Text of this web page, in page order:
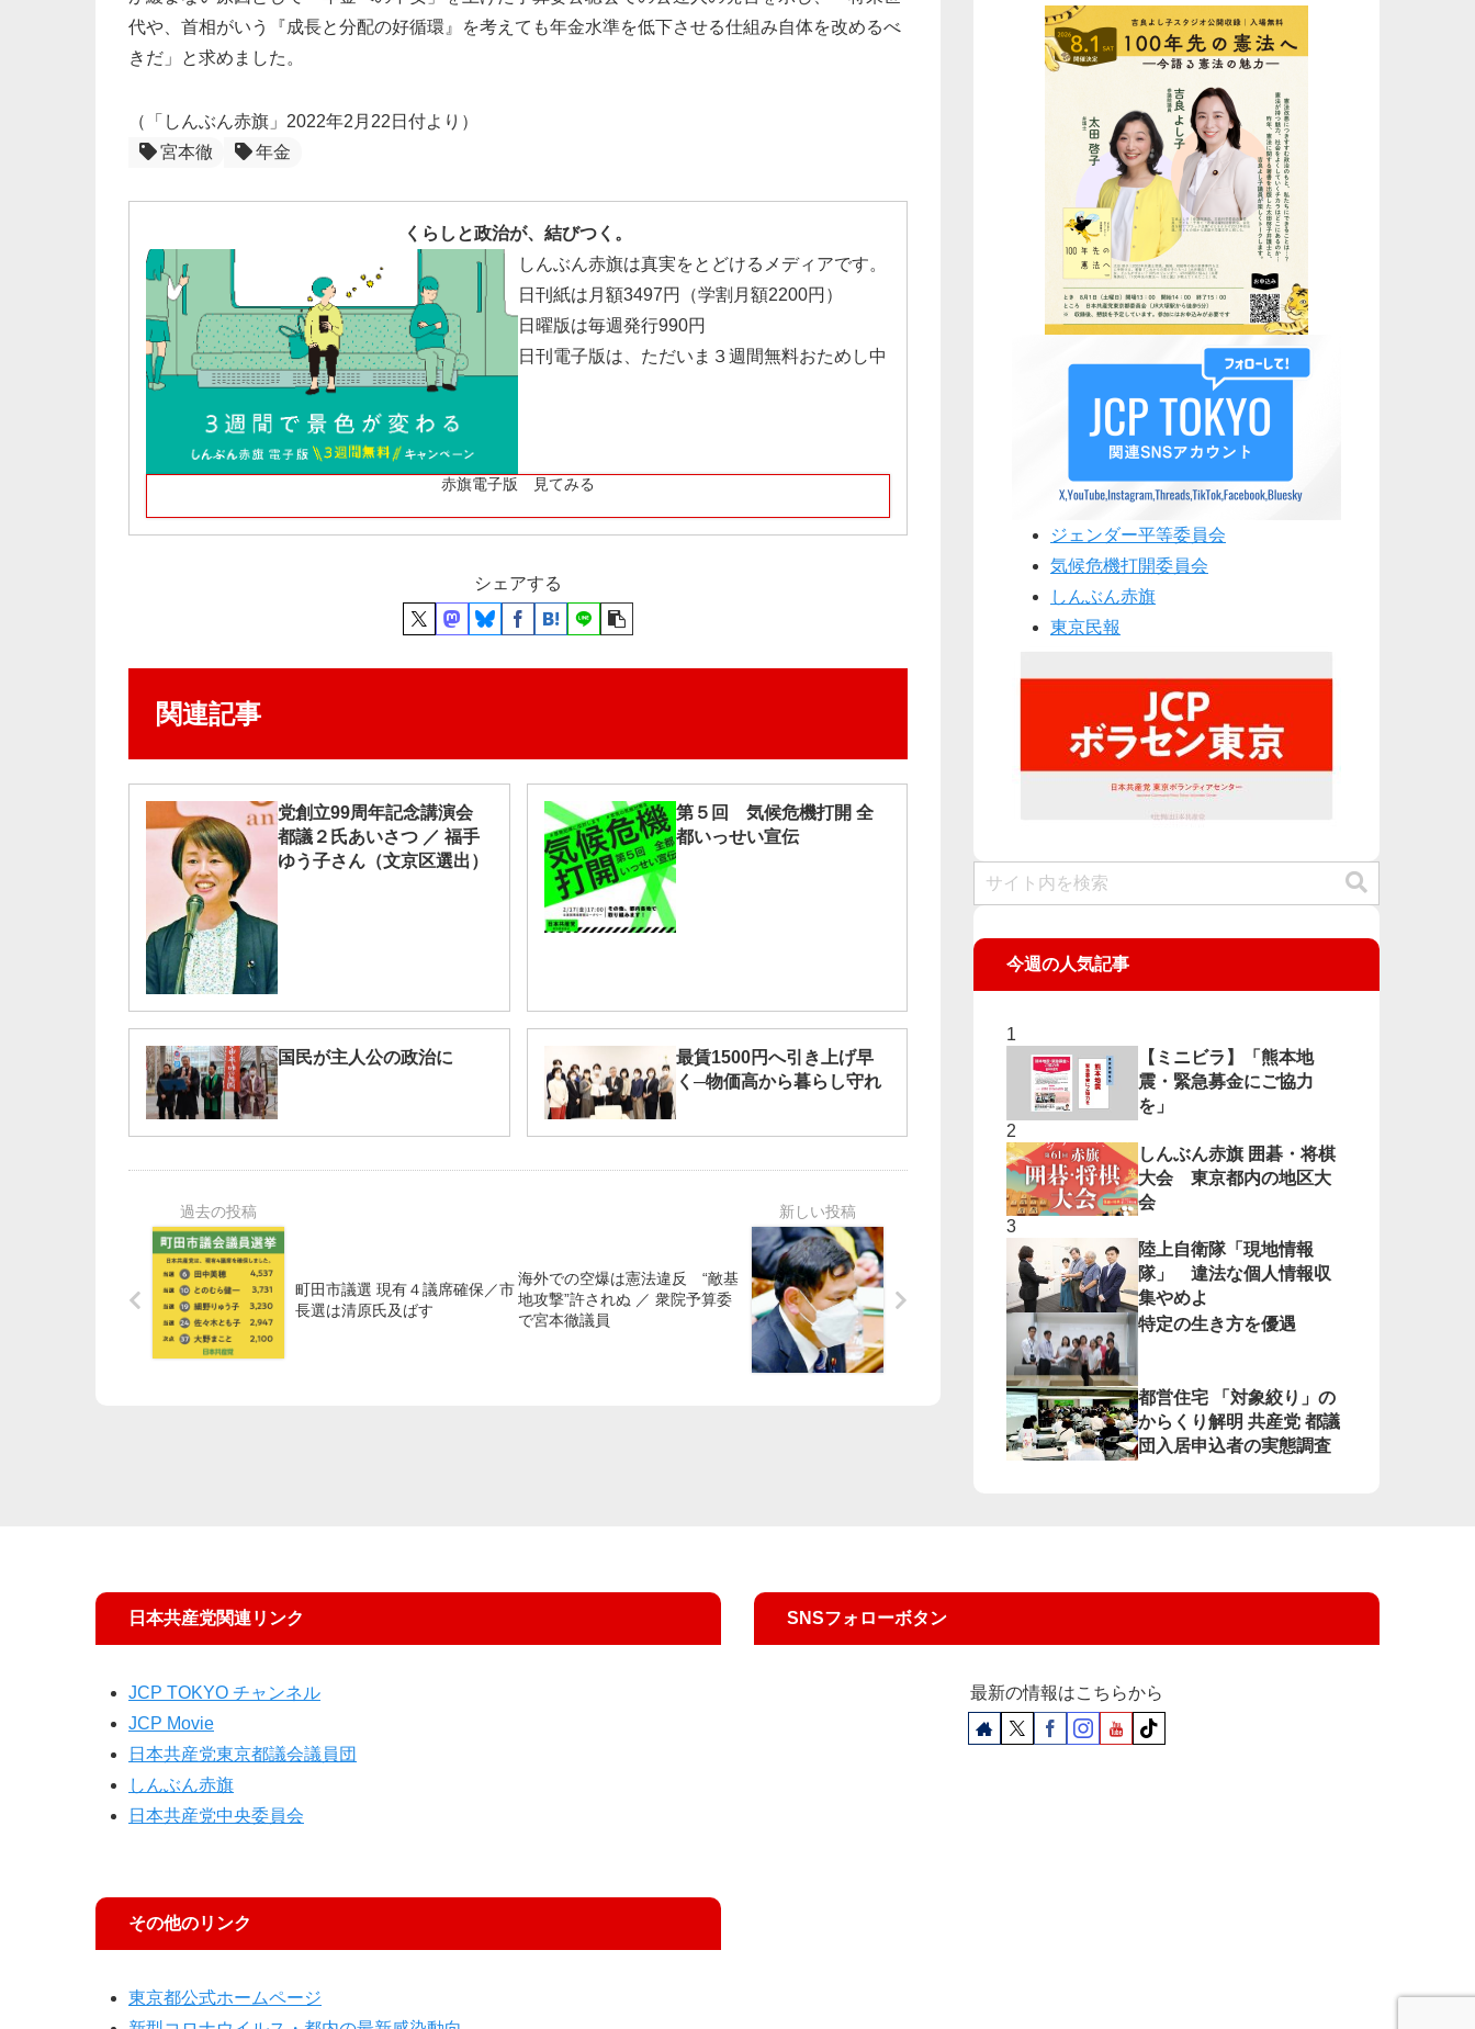
代や、首相がいう『成長と分配の好循環』を考えても年金水準を低下させる仕組み自体を改めるべ
きだ」と求めました。
（「しんぶん赤旗」2022年2月22日付より）
宮本徹
年金
くらしと政治が、結びつく。
しんぶん赤旗は真実をとどけるメディアです。
日刊紙は月額3497円（学割月額2200円）
日曜版は毎週発行990円
日刊電子版は、ただいま３週間無料おためし中
赤旗電子版 見てみる
シェアする
関連記事
党創立99周年記念講演会
都議２氏あいさつ ／ 福手
ゆう子さん（文京区選出）
第５回 気候危機打開 全
都いっせい宣伝
国民が主人公の政治に
最賃1500円へ引き上げ早
く─物価高から暮らし守れ
町田市議選 現有４議席確保／市
長選は清原氏及ばす
海外での空爆は憲法違反 “敵基
地攻撃”許されぬ ／ 衆院予算委
で宮本徹議員
ジェンダー平等委員会
気候危機打開委員会
しんぶん赤旗
東京民報
今週の人気記事
【ミニビラ】「熊本地
震・緊急募金にご協力
を」
しんぶん赤旗 囲碁・将棋
大会 東京都内の地区大
会
陸上自衛隊「現地情報
隊」 違法な個人情報収
集やめよ
特定の生き方を優遇
都営住宅 「対象絞り」の
からくり解明 共産党 都議
団入居申込者の実態調査
日本共産党関連リンク
JCP TOKYO チャンネル
JCP Movie
日本共産党東京都議会議員団
しんぶん赤旗
日本共産党中央委員会
その他のリンク
東京都公式ホームページ
SNSフォローボタン
最新の情報はこちらから